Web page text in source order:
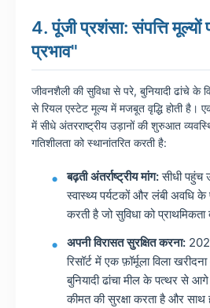
4. पूंजी प्रशंसा: संपत्ति मूल्यों
प्रभाव"
जीवनशैली की सुविधा से परे, बुनियादी ढांचे के
से रियल एस्टेट मूल्य में मजबूत वृद्धि होती है। एक
में सीधे अंतरराष्ट्रीय उड़ानों की शुरुआत
गतिशीलता को स्थानांतरित करती है:
बढ़ती अंतर्राष्ट्रीय मांग:सीधी पहुंच
स्वास्थ्य पर्यटकों और लंबी अवधि के
करती है जो सुविधा को
अपनी विरासत सुरक्षित करना:
रिसॉर्ट में एक फ़ॉर्मूला विला
बुनियादी ढांचा मील के पत्थर से
कीमत की सुरक्षा करता है और साथ